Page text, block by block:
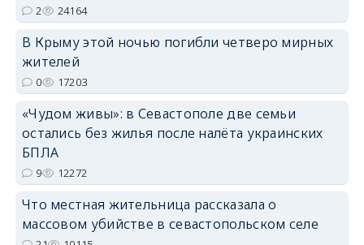
erid: 2SDnjdvhGXG
2 24164
В Крыму этой ночью погибли четверо мирных
жителей
0 17203
«Чудом живы»: в Севастополе две семьи
остались без жилья после налёта украинских
БПЛА
9 12272
Что местная жительница рассказала о
массовом убийстве в севастопольском селе